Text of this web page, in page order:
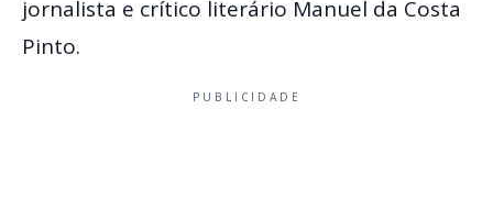
jornalista e crítico literário Manuel da Costa
Pinto.
PUBLICIDADE